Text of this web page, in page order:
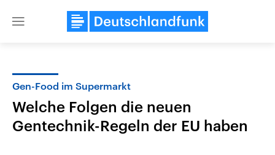
Close
Gen-Food im Supermarkt
Welche Folgen die neuen
Gentechnik-Regeln der EU haben